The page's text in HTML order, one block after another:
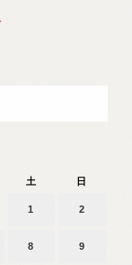
土 日
1 2
8 9